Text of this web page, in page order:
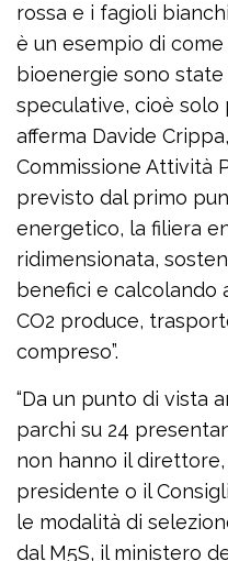
rossa e i fagioli
è un esempio di
bioenergie sono
speculative, cioè
afferma Davide
Commissione Attività
previsto dal primo
energetico, la filiera
ridimensionata,
benefici e calcolando
CO2 produce,
compreso”.
“Da un punto di vista
parchi su 24
non hanno il
presidente o il
le modalità di
dal M5S, il ministero